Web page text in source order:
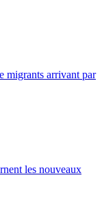
migrants arrivant par
les nouveaux